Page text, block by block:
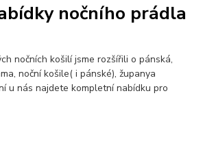
nočního prádla
nočních košilí jsme rozšířili o pánská,
noční košile( i pánské), županya
u nás najdete kompletní nabídku pro